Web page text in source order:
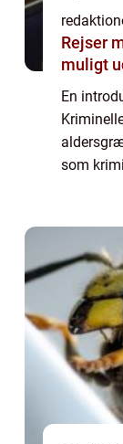
Rejser
muligt
En
som